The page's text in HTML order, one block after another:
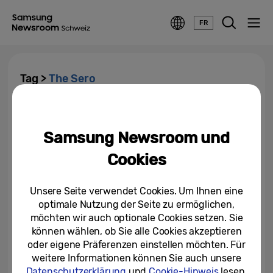
FR
Tag >The Sero
und OLED-Modelle
18/03/2022
Samsung Newsroom und
Cookies
Unsere Seite verwendet Cookies. Um Ihnen eine
optimale Nutzung der Seite zu ermöglichen,
möchten wir auch optionale Cookies setzen. Sie
können wählen, ob Sie alle Cookies akzeptieren
oder eigene Präferenzen einstellen möchten. Für
weitere Informationen können Sie auch unsere